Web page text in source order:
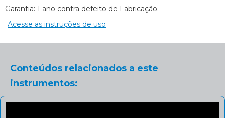
Garantia: 1 ano contra defeito de Fabricação.
Acesse as instruções de uso
Conteúdos relacionados a este
instrumentos: